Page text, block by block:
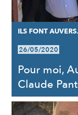
ILS FONT
26/05/2020
Pour moi,
Claude